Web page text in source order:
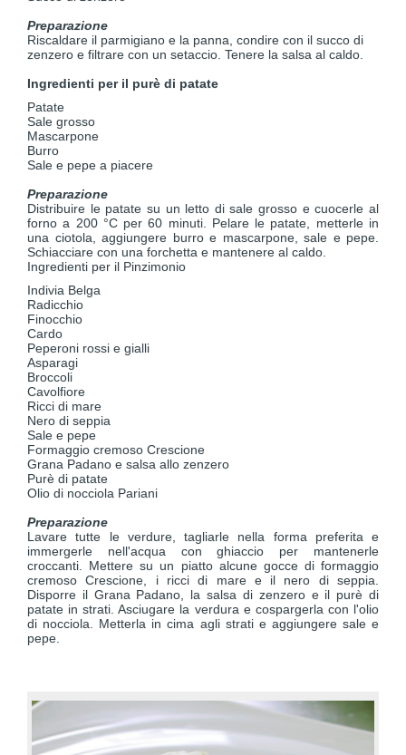
Preparazione
Riscaldare il parmigiano e la panna, condire con il succo di
zenzero e filtrare con un setaccio. Tenere la salsa al caldo.
Ingredienti per il purè di patate
Patate
Sale grosso
Mascarpone
Burro
Sale e pepe a piacere
Preparazione
Distribuire le patate su un letto di sale grosso e cuocerle al
forno a 200 °C per 60 minuti. Pelare le patate, metterle in
una ciotola, aggiungere burro e mascarpone, sale e pepe.
Schiacciare con una forchetta e mantenere al caldo.
Ingredienti per il Pinzimonio
Indivia Belga
Radicchio
Finocchio
Cardo
Peperoni rossi e gialli
Asparagi
Broccoli
Cavolfiore
Ricci di mare
Nero di seppia
Sale e pepe
Formaggio cremoso Crescione
Grana Padano e salsa allo zenzero
Purè di patate
Olio di nocciola Pariani
Preparazione
Lavare tutte le verdure, tagliarle nella forma preferita e
immergerle nell'acqua con ghiaccio per mantenerle
croccanti. Mettere su un piatto alcune gocce di formaggio
cremoso Crescione, i ricci di mare e il nero di seppia.
Disporre il Grana Padano, la salsa di zenzero e il purè di
patate in strati. Asciugare la verdura e cospargerla con l'olio
di nocciola. Metterla in cima agli strati e aggiungere sale e
pepe.